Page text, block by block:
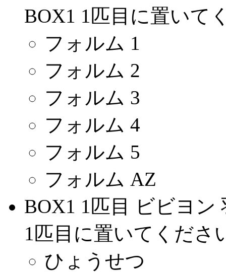
BOX1 1匹目に置いて
フォルム 1
フォルム 2
フォルム 3
フォルム 4
フォルム 5
フォルム AZ
BOX1 1匹目 ビビヨン
1匹目に置いてくださ
ひょうせつ